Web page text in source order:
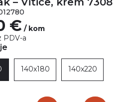
€ / kom
PDV-a
140x180 140x220